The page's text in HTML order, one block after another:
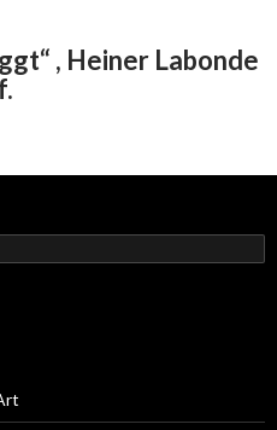
, Heiner Labonde